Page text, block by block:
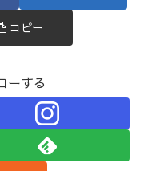
コピー
ーする